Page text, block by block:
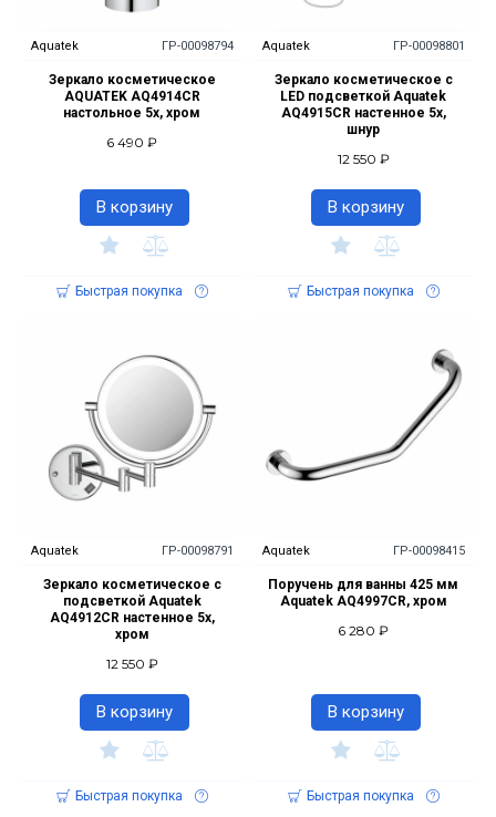
Aquatek ГР-00098794
Зеркало косметическое
AQUATEK AQ4914CR
настольное 5х, хром
6 490 ₽
В корзину
Быстрая покупка
Aquatek ГР-00098801
Зеркало косметическое с
LED подсветкой Aquatek
AQ4915CR настенное 5х,
шнур
12 550 ₽
В корзину
Быстрая покупка
Aquatek ГР-00098791
Зеркало косметическое с
подсветкой Aquatek
AQ4912CR настенное 5х,
хром
12 550 ₽
В корзину
Быстрая покупка
Aquatek ГР-00098415
Поручень для ванны 425 мм
Aquatek AQ4997CR, хром
6 280 ₽
В корзину
Быстрая покупка